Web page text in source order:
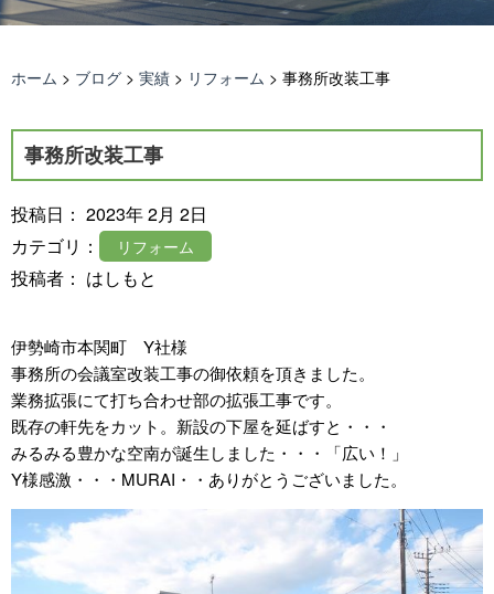
ホーム > ブログ > 実績 > リフォーム > 事務所改装工事
事務所改装工事
投稿日： 2023年 2月 2日
カテゴリ：
リフォーム
投稿者： はしもと
伊勢崎市本関町 Y社様
事務所の会議室改装工事の御依頼を頂きました。
業務拡張にて打ち合わせ部の拡張工事です。
既存の軒先をカット。新設の下屋を延ばすと・・・
みるみる豊かな空南が誕生しました・・・「広い！」
Y様感激・・・MURAI・・ありがとうございました。